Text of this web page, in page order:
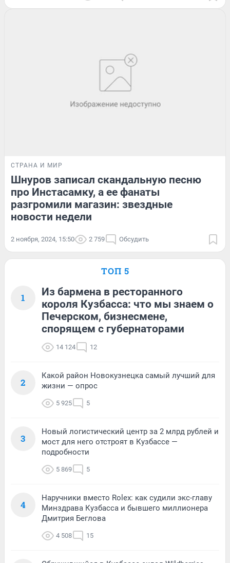
СТРАНА И МИР
Шнуров записал скандальную песню
про Инстасамку, а ее фанаты
разгромили магазин: звездные
новости недели
2 ноября, 2024, 15:50 2 759 Обсудить
ТОП 5
1
Из бармена в ресторанного
короля Кузбасса: что мы знаем о
Печерском, бизнесмене,
спорящем с губернаторами
14 124 12
2
Какой район Новокузнецка самый лучший для
жизни — опрос
5 925 5
3
Новый логистический центр за 2 млрд рублей и
мост для него отстроят в Кузбассе —
подробности
5 869 5
4
Наручники вместо Rolex: как судили экс-главу
Минздрава Кузбасса и бывшего миллионера
Дмитрия Беглова
4 508 15